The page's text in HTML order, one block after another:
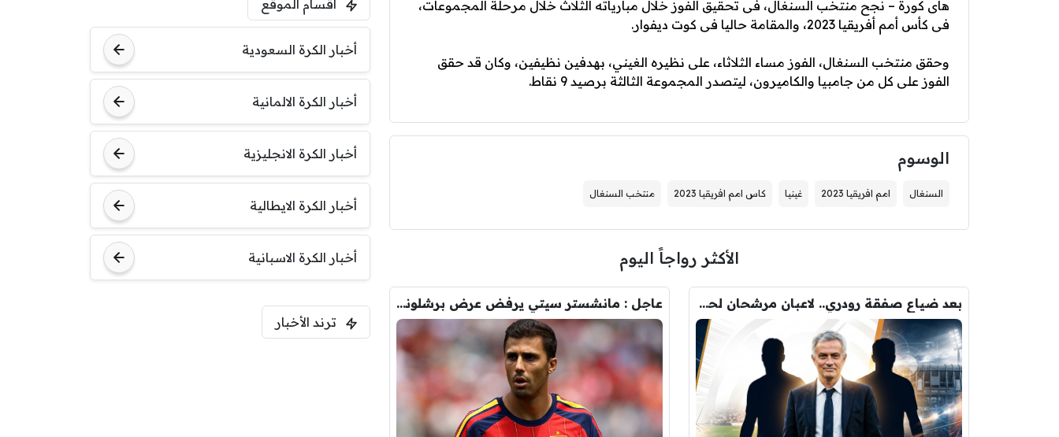
هاى كورة – نجح منتخب السنغال، فى تحقيق الفوز خلال مبارياته الثلاث خلال مرحلة المجموعات،
فى كأس أمم أفريقيا 2023، والمقامة حاليا فى كوت ديفوار.
وحقق منتخب السنغال، الفوز مساء الثلاثاء، على نظيره الغيني، بهدفين نظيفين، وكان قد حقق
الفوز على كل من جامبيا والكاميرون، ليتصدر المجموعة الثالثة برصيد 9 نقاط.
الوسوم
السنغال امم افريقيا 2023 غينيا كاس امم افريقيا 2023 منتخب السنغال
الأكثر رواجاً اليوم
بعد ضياع صفقة رودري.. لاعبان مرشحان لحل أزمة ريال مدريد عاجل : مانشستر سيتي يرفض عرض برشلونة الاول لضم رودري.. ويسخر من قيمته
فرينتسفاروشي ريال مدريد
مباراة ودية
نوتنغهام
فورست
اودينيزي
8:00 م
برشلونة
أقسام الموقع
أخبار الكرة السعودية
أخبار الكرة الالمانية
أخبار الكرة الانجليزية
أخبار الكرة الايطالية
أخبار الكرة الاسبانية
ترند الأخبار